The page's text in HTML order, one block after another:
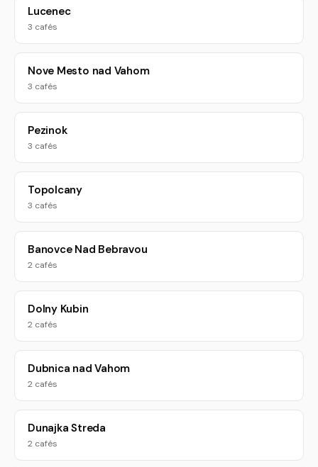
Lucenec
3 cafés
Nove Mesto nad Vahom
3 cafés
Pezinok
3 cafés
Topolcany
3 cafés
Banovce Nad Bebravou
2 cafés
Dolny Kubin
2 cafés
Dubnica nad Vahom
2 cafés
Dunajka Streda
2 cafés